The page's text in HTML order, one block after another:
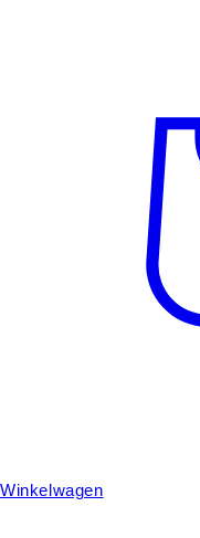
Winkelwagen